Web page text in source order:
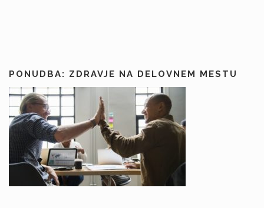
PONUDBA: ZDRAVJE NA DELOVNEM MESTU